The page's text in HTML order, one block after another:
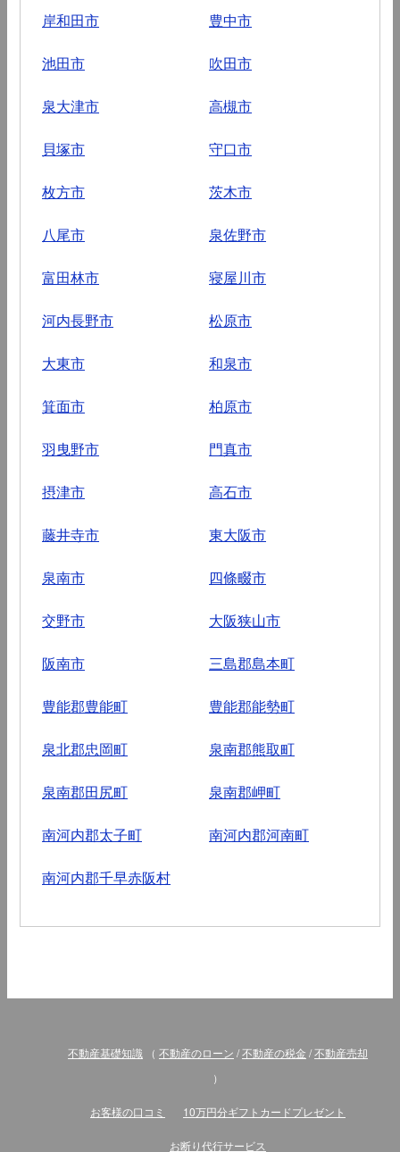
岸和田市 豊中市
池田市 吹田市
泉大津市 高槻市
貝塚市 守口市
枚方市 茨木市
八尾市 泉佐野市
富田林市 寝屋川市
河内長野市 松原市
大東市 和泉市
箕面市 柏原市
羽曳野市 門真市
摂津市 高石市
藤井寺市 東大阪市
泉南市 四條畷市
交野市 大阪狭山市
阪南市 三島郡島本町
豊能郡豊能町 豊能郡能勢町
泉北郡忠岡町 泉南郡熊取町
泉南郡田尻町 泉南郡岬町
南河内郡太子町 南河内郡河南町
南河内郡千早赤阪村
不動産基礎知識 （ 不動産のローン /不動産の税金 /不動産売却
）
お客様の口コミ 10万円分ギフトカードプレゼント
お断り代行サービス